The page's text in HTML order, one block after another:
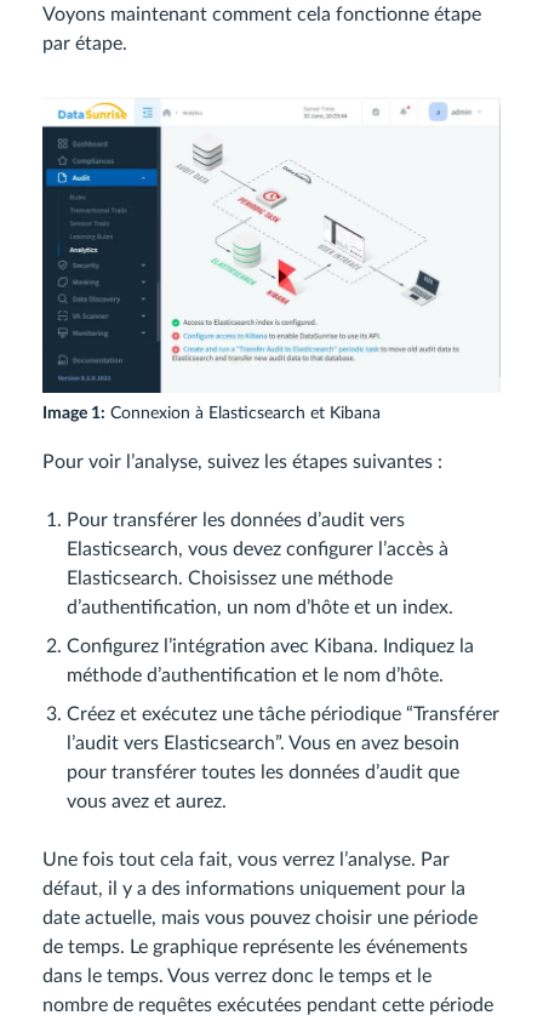
Voyons maintenant comment cela fonctionne étape
par étape.
Image 1: Connexion à Elasticsearch et Kibana
Pour voir l’analyse, suivez les étapes suivantes :
Pour transférer les données d’audit vers
Elasticsearch, vous devez configurer l’accès à
Elasticsearch. Choisissez une méthode
d’authentification, un nom d’hôte et un index.
Configurez l’intégration avec Kibana. Indiquez la
méthode d’authentification et le nom d’hôte.
Créez et exécutez une tâche périodique “Transférer
l’audit vers Elasticsearch”. Vous en avez besoin
pour transférer toutes les données d’audit que
vous avez et aurez.
Une fois tout cela fait, vous verrez l’analyse. Par
défaut, il y a des informations uniquement pour la
date actuelle, mais vous pouvez choisir une période
de temps. Le graphique représente les événements
dans le temps. Vous verrez donc le temps et le
nombre de requêtes exécutées pendant cette période